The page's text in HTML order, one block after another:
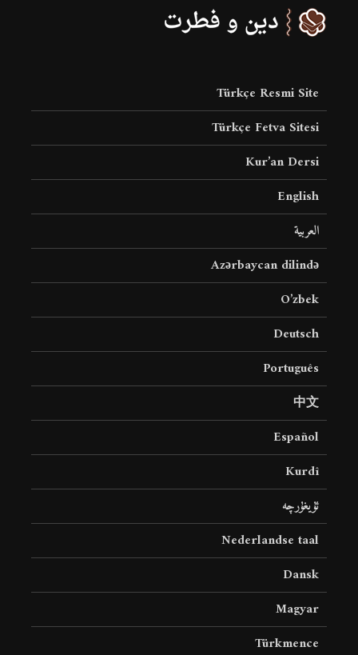
Türkçe Resmi Site
Türkçe Fetva Sitesi
Kur’an Dersi
English
العربية
Azərbaycan dilində
O’zbek
Deutsch
Português
中文
Español
Kurdî
ئۇيغۇرچە
Nederlandse taal
Dansk
Magyar
Türkmence